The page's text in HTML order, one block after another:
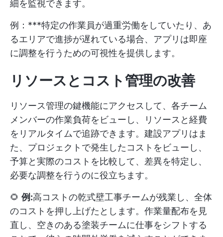
細を監視できます。
例：***特定の作業員が過重労働をしていたり、あ
るエリアで進捗が遅れている場合、アプリは即座
に調整を行うための可視性を提供します。
リソースとコスト管理の改善
リソース管理の鍵機能にアクセスして、各チーム
メンバーの作業負荷をビューし、リソースと経費
をリアルタイムで追跡できます。建設アプリはま
た、プロジェクトで発生したコストをビューし、
予算と実際のコストを比較して、差異を特定し、
必要な調整を行うのに役立ちます。
🌻 例:高コストの乾式壁工事チームが残業し、全体
のコストを押し上げたとします。作業量配布を見
直し、空きのある塗装チームに仕事をシフトする